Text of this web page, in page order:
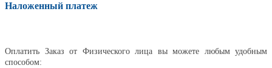
Наложенный платеж
Оплатить Заказ от Физического лица вы можете любым удобным
способом: